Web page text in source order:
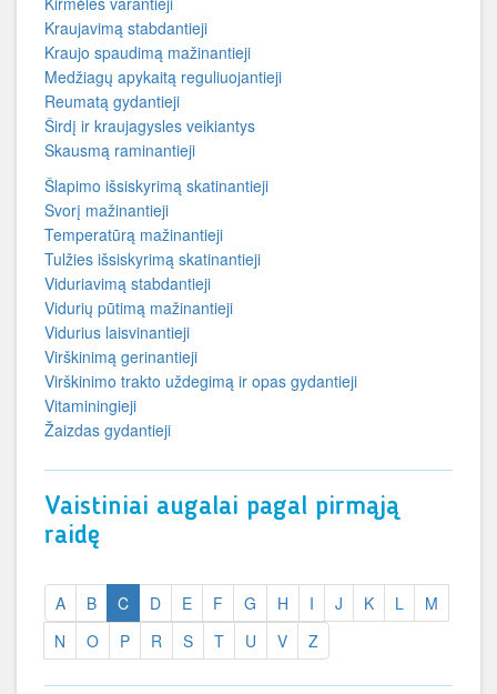
Kraujavimą stabdantieji
Kraujo spaudimą mažinantieji
Medžiagų apykaitą reguliuojantieji
Reumatą gydantieji
Širdį ir kraujagysles veikiantys
Skausmą raminantieji
Šlapimo išsiskyrimą skatinantieji
Svorį mažinantieji
Temperatūrą mažinantieji
Tulžies išsiskyrimą skatinantieji
Viduriavimą stabdantieji
Vidurių pūtimą mažinantieji
Vidurius laisvinantieji
Virškinimą gerinantieji
Virškinimo trakto uždegimą ir opas gydantieji
Vitaminingieji
Žaizdas gydantieji
Vaistiniai augalai pagal pirmąją
raidę
A B C D E F G H I J K L
M
N
O P R S T U V Z